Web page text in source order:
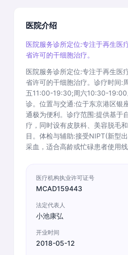
医院介绍
医院服务诊所定位:专注于再生医
省许可的干细胞治疗。
医院服务诊所定位:专注于再生医
省许可的干细胞治疗。诊疗时间:
五11:00-19:30;周六10:30-19:00
诊。位置与交通:位于东京港区银
通极为便利。诊疗范围:提供基于
疗，同时设有皮肤科、美容脱毛
目。体检与辅助:接受NIPT(新型
采血，适合高龄或忙碌患者使用线
医疗机构执业许可证号
MCAD159443
法定代表人
小池康弘
开业时间
2018-05-12